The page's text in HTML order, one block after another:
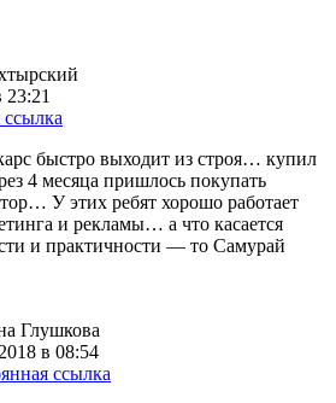
23:21
быстро выходит из строя… купил
4 месяца пришлось покупать
У этих ребят хорошо работает
и рекламы… а что касается
и практичности — то Самурай
Глушкова
в 08:54
ссылка